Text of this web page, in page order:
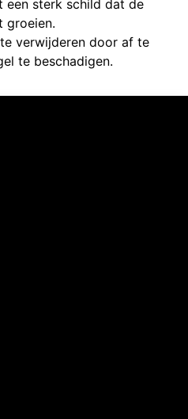
een sterk schild dat de
groeien.
verwijderen door af te
te beschadigen.